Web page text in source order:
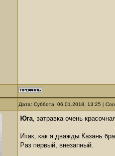
Дата: Суббота, 06.01.2018, 13:25 |
Юга , затравка очень
Итак, как я дважды Казань
Раз первый, внезапный.